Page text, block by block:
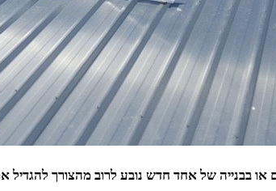
או בבנייה של אחד חדש נובע לרוב מהצורך